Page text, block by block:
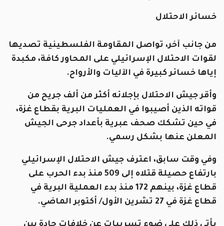
خسائر الاحتلال
من جانب آخر، تواصل المقاومة الفلسطينية تصديها
لقوات الاحتلال الإسرائيلي على المحاور كافة، مكبدة
إياها خسائر كبيرة في الآليات والأرواح.
وأقر جيش الاحتلال بإجلائه أكثر من ألف جريح من
قواته الذين أصيبوا في العمليات البرية بقطاع غزة،
في حين تشكك صحف عبرية بأعداد جرحى الجيش
المعلن عنها بشكل رسمي.
وفي وقت سابق، اعترف جيش الاحتلال الإسرائيلي
بارتفاع حصيلة قتلاه إلى 509 منذ بدء الحرب على
قطاع غزة، بينهم 172 منذ بدء العملية البرية في
قطاع غزة في 27 تشرين الأول/ أكتوبر الماضي.